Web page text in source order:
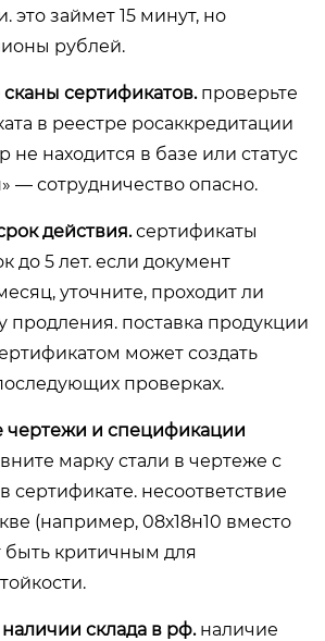
займет 15 минут, но
рублей.
сканы сертификатов.проверьте
в реестре росаккредитации
не находится в базе или статус
— сотрудничество опасно.
действия.сертификаты
до 5 лет. если документ
уточните, проходит ли
продления. поставка продукции
может создать
проверках.
чертежи и спецификации
марку стали в чертеже с
сертификате. несоответствие
(например, 08х18н10 вместо
быть критичным для
склада в рф.наличие